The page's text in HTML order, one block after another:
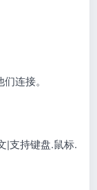
连接。
|支持键盘.鼠标.